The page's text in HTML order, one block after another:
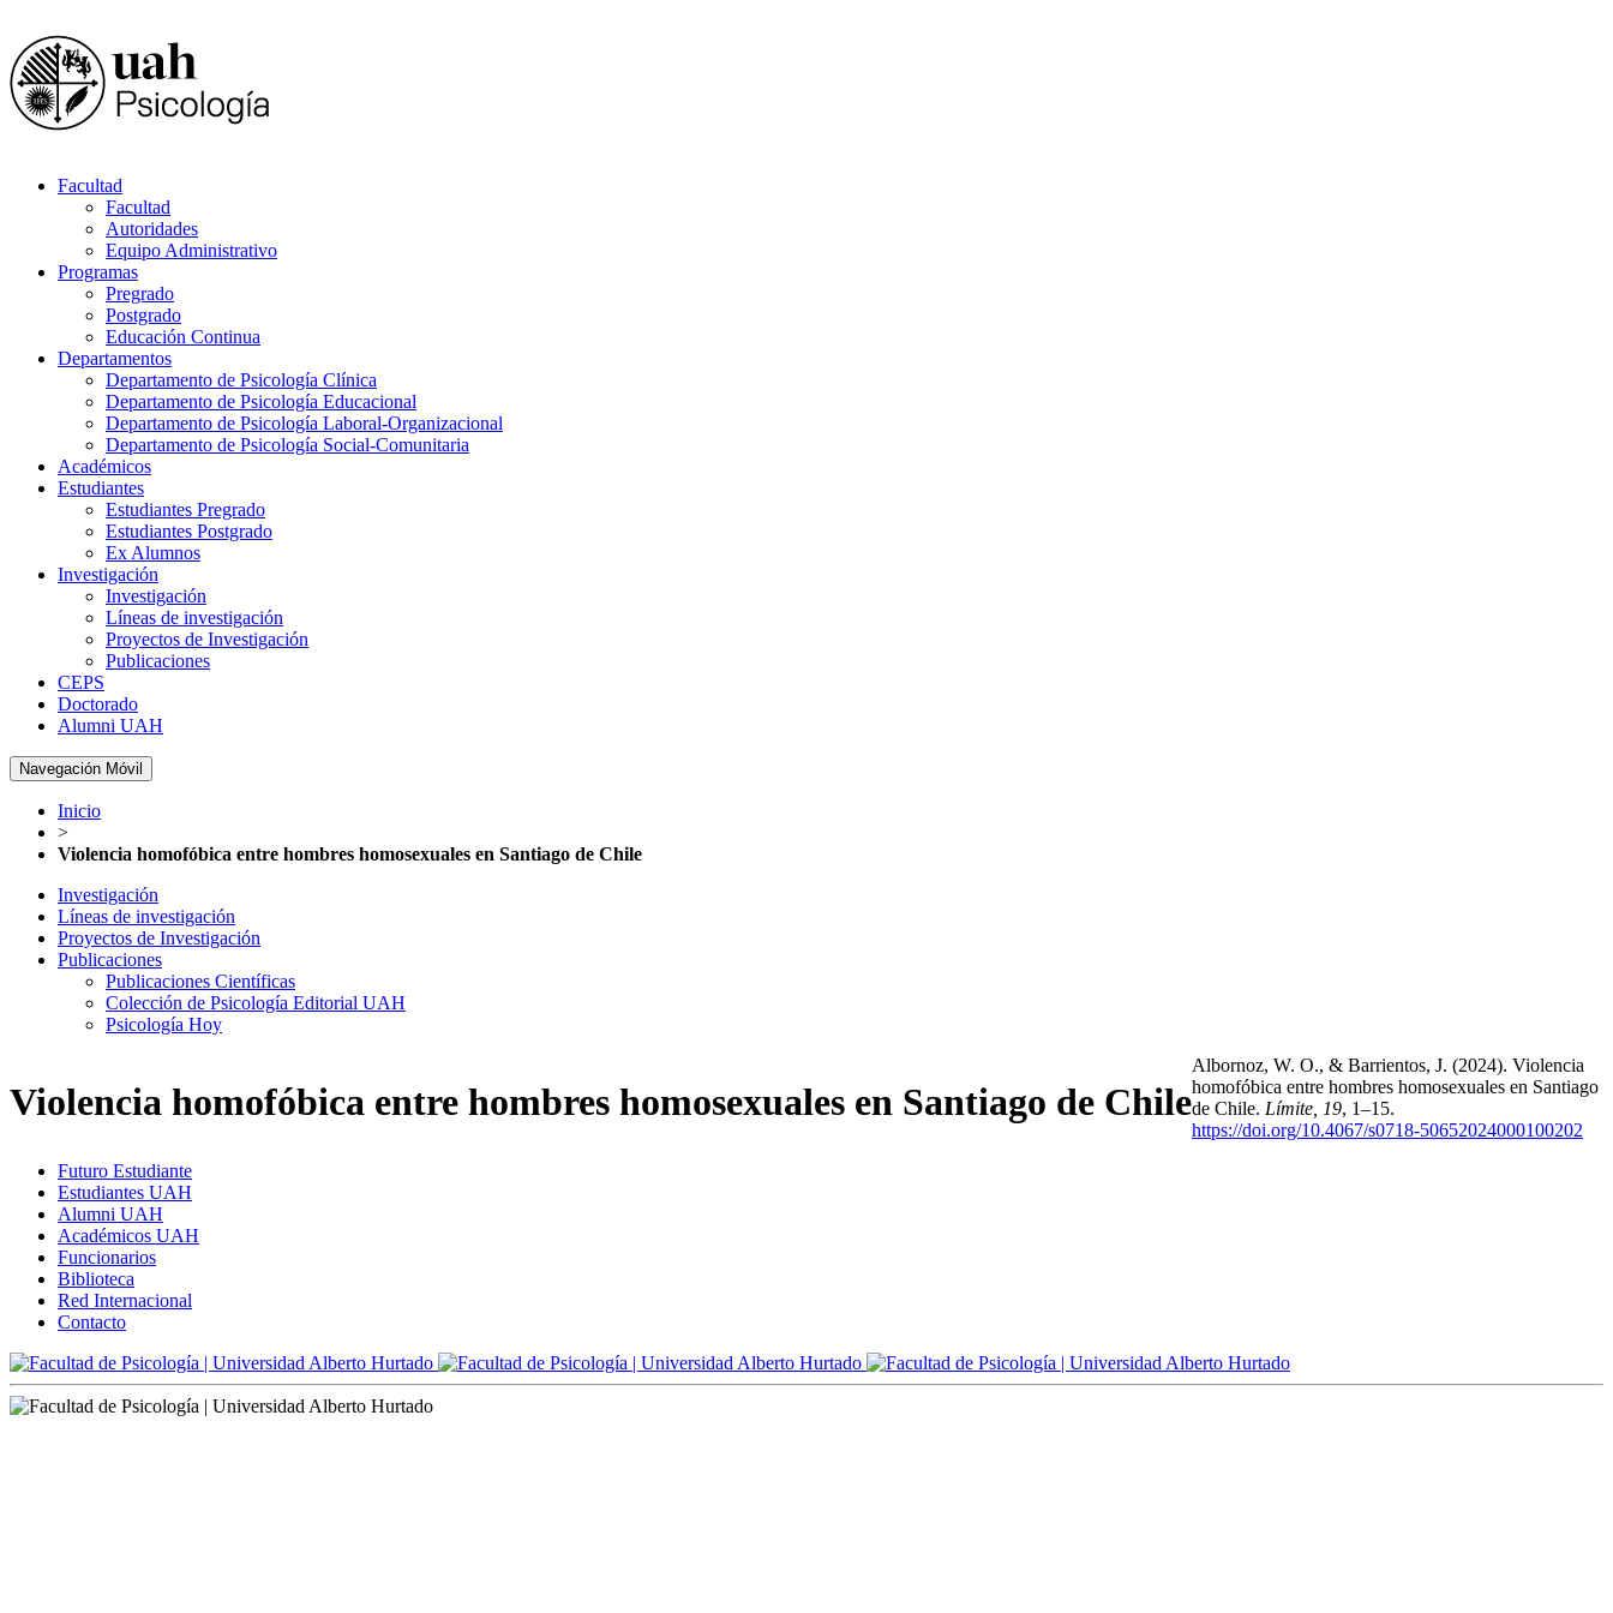
Facultad
Facultad
Autoridades
Equipo Administrativo
Programas
Pregrado
Postgrado
Educación Continua
Departamentos
Departamento de Psicología Clínica
Departamento de Psicología Educacional
Departamento de Psicología Laboral-Organizacional
Departamento de Psicología Social-Comunitaria
Académicos
Estudiantes
Estudiantes Pregrado
Estudiantes Postgrado
Ex Alumnos
Investigación
Investigación
Líneas de investigación
Proyectos de Investigación
Publicaciones
CEPS
Doctorado
Alumni UAH
Navegación Móvil
Inicio
>
Violencia homofóbica entre hombres homosexuales en Santiago de Chile
Investigación
Líneas de investigación
Proyectos de Investigación
Publicaciones
Publicaciones Científicas
Colección de Psicología Editorial UAH
Psicología Hoy
Violencia homofóbica entre hombres homosexuales en Santiago de Chile
Albornoz, W. O., & Barrientos, J. (2024). Violencia
homofóbica entre hombres homosexuales en Santiago
de Chile. Límite, 19, 1–15.
https://doi.org/10.4067/s0718-50652024000100202
Futuro Estudiante
Estudiantes UAH
Alumni UAH
Académicos UAH
Funcionarios
Biblioteca
Red Internacional
Contacto